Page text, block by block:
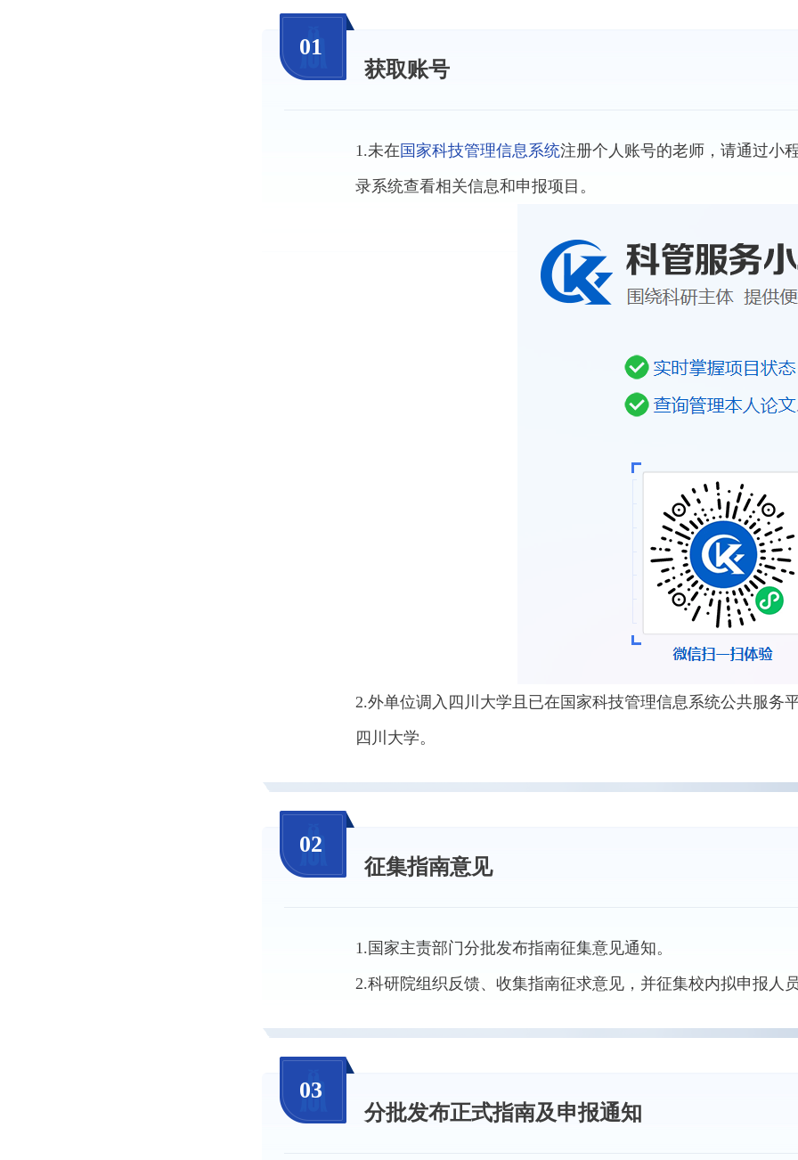
01
获取账号
1.未在 国家科技管理信息系统注册个人账号的老师，请通过小
录系统查看相关信息和申报项目。
2.外单位调入四川大学且已在国家科技管理信息系统公共服务
四川大学。
02
征集指南意见
1.国家主责部门分批发布指南征集意见通知。
2.科研院组织反馈、收集指南征求意见，并征集校内拟申报人
03
分批发布正式指南及申报通知